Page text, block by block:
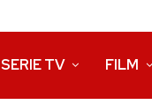
SERIE TV FILM